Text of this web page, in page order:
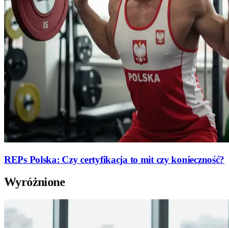
REPs Polska: Czy certyfikacja to mit czy konieczność?
Wyróżnione